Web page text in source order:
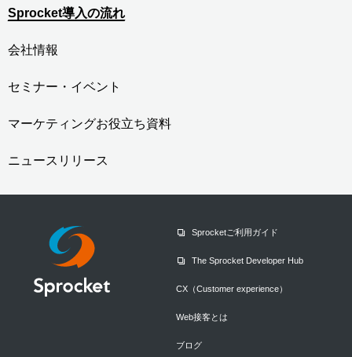
Sprocket導入の流れ
会社情報
セミナー・イベント
マーケティングお役立ち資料
ニュースリリース
Sprocketご利用ガイド
The Sprocket Developer Hub
CX（Customer experience）
Web接客とは
ブログ